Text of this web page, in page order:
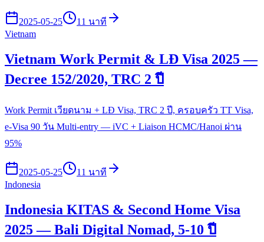
2025-05-25
11 นาที
Vietnam
Vietnam Work Permit & LĐ Visa 2025 —
Decree 152/2020, TRC 2 ปี
Work Permit เวียดนาม + LĐ Visa, TRC 2 ปี, ครอบครัว TT Visa,
e-Visa 90 วัน Multi-entry — iVC + Liaison HCMC/Hanoi ผ่าน
95%
2025-05-25
11 นาที
Indonesia
Indonesia KITAS & Second Home Visa
2025 — Bali Digital Nomad, 5-10 ปี